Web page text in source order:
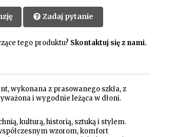
Zadaj pytanie
tego produktu? Skontaktuj się z nami.
wykonana z prasowanego szkła, z
i wygodnie leżąca w dłoni.
kulturą, historią, sztuką i stylem.
wzorom, komfort